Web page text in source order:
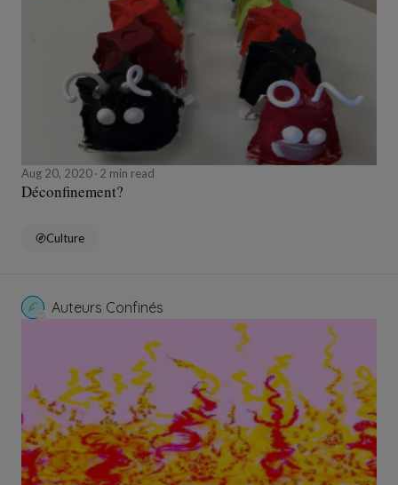
Aug 20, 2020 2 min read
Déconfinement?
Culture
Auteurs Confinés